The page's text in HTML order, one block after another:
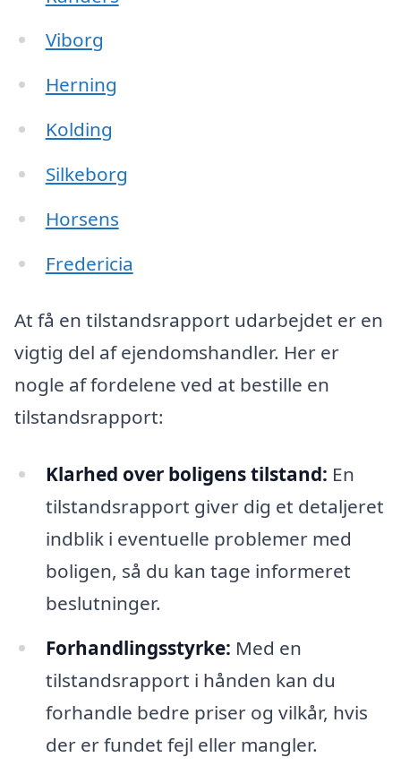
Viborg
Herning
Kolding
Silkeborg
Horsens
Fredericia
At få en tilstandsrapport udarbejdet er en
vigtig del af ejendomshandler. Her er
nogle af fordelene ved at bestille en
tilstandsrapport:
Klarhed over boligens tilstand: En
tilstandsrapport giver dig et detaljeret
indblik i eventuelle problemer med
boligen, så du kan tage informeret
beslutninger.
Forhandlingsstyrke: Med en
tilstandsrapport i hånden kan du
forhandle bedre priser og vilkår, hvis
der er fundet fejl eller mangler.